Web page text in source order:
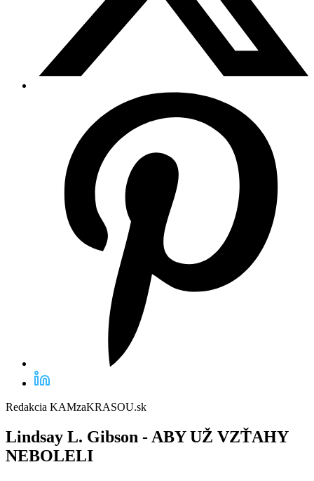
Redakcia KAMzaKRASOU.sk
Lindsay L. Gibson - ABY UŽ VZŤAHY
NEBOLELI